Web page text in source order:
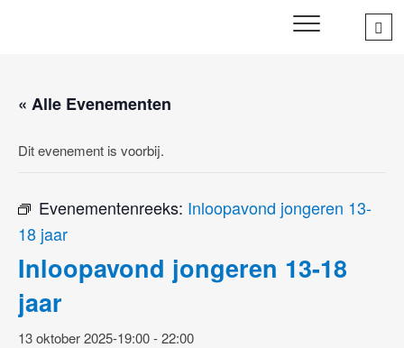
WIJ ZETTEN ONS IN VOOR HET WELZIJN EN VERBINDEN
« Alle Evenementen
Dit evenement is voorbij.
Evenementenreeks: Inloopavond jongeren 13-
18 jaar
Inloopavond jongeren 13-18
jaar
13 oktober 2025-19:00-22:00